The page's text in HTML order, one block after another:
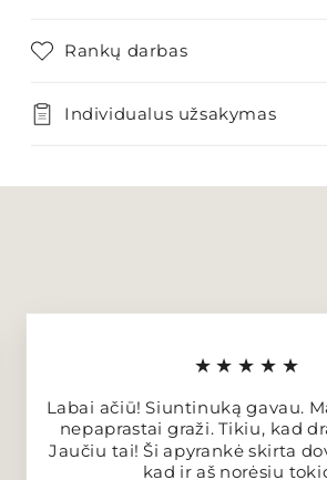
Rankų darbas
Individualus užsakymas